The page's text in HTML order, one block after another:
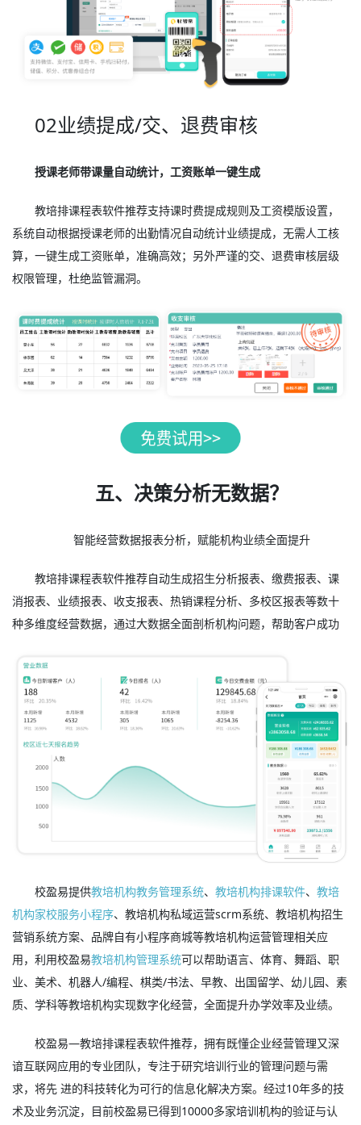
02业绩提成/交、退费审核
授课老师带课量自动统计，工资账单一键生成
教培排课程表软件推荐支持课时费提成规则及工资模版设置，
系统自动根据授课老师的出勤情况自动统计业绩提成，无需人工核
算，一键生成工资账单，准确高效；另外严谨的交、退费审核层级
权限管理，杜绝监管漏洞。
五、决策分析无数据？
智能经营数据报表分析，赋能机构业绩全面提升
教培排课程表软件推荐自动生成招生分析报表、缴费报表、课
消报表、业绩报表、收支报表、热销课程分析、多校区报表等数十
种多维度经营数据，通过大数据全面剖析机构问题，帮助客户成功
校盈易提供教培机构教务管理系统、教培机构排课软件、教培
机构家校服务小程序、教培机构私域运营scrm系统、教培机构招生
营销系统方案、品牌自有小程序商城等教培机构运营管理相关应
用，利用校盈易教培机构管理系统可以帮助语言、体育、舞蹈、职
业、美术、机器人/编程、棋类/书法、早教、出国留学、幼儿园、素
质、学科等教培机构实现数字化经营，全面提升办学效率及业绩。
校盈易—教培排课程表软件推荐，拥有既懂企业经营管理又深
谙互联网应用的专业团队，专注于研究培训行业的管理问题与需
求，将先 进的科技转化为可行的信息化解决方案。经过10年多的技
术及业务沉淀，目前校盈易已得到10000多家培训机构的验证与认